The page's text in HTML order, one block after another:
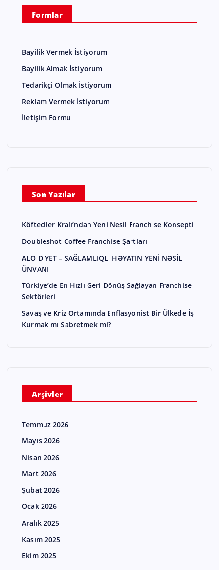
Formlar
Bayilik Vermek İstiyorum
Bayilik Almak İstiyorum
Tedarikçi Olmak İstiyorum
Reklam Vermek İstiyorum
İletişim Formu
Son Yazılar
Köfteciler Kralı’ndan Yeni Nesil Franchise Konsepti
Doubleshot Coffee Franchise Şartları
ALO DİYET – SAĞLAMLIQLI HƏYATIN YENİ NƏSİL
ÜNVANI
Türkiye’de En Hızlı Geri Dönüş Sağlayan Franchise
Sektörleri
Savaş ve Kriz Ortamında Enflasyonist Bir Ülkede İş
Kurmak mı Sabretmek mi?
Arşivler
Temmuz 2026
Mayıs 2026
Nisan 2026
Mart 2026
Şubat 2026
Ocak 2026
Aralık 2025
Kasım 2025
Ekim 2025